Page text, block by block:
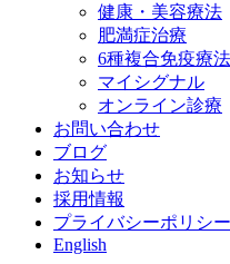
健康・美容療法
肥満症治療
6種複合免疫療法
マイシグナル
オンライン診療
お問い合わせ
ブログ
お知らせ
採用情報
プライバシーポリシー
English